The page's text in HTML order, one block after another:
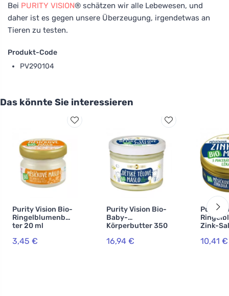
Bei PURITY VISION® schätzen wir alle Lebewesen, und
daher ist es gegen unsere Überzeugung, irgendetwas an
Tieren zu testen.
Produkt-Code
PV290104
Das könnte Sie interessieren
Purity Vision Bio-
Ringelblumenbut
ter 20 ml
3,45 €
Purity Vision Bio-
Baby-
Körperbutter 350
16,94 €
Purity
Zink-
10,41 €